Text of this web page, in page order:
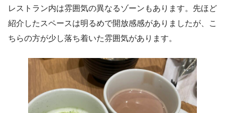
レストラン内は雰囲気の異なるゾーンもあります。先ほど
紹介したスペースは明るめで開放感感がありましたが、こ
ちらの方が少し落ち着いた雰囲気があります。